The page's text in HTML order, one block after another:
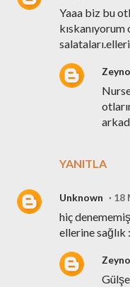
Yaaa biz bu
YANITLA
Unknown 18
hiç
ellerine sağlık